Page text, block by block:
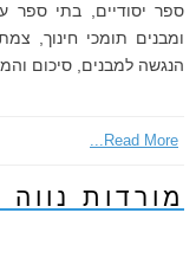
ספר יסודיים, בתי ספר
ומבנים תומכי חינוך,
הנגשה למבנים, סיכום
Read More...
מורדות